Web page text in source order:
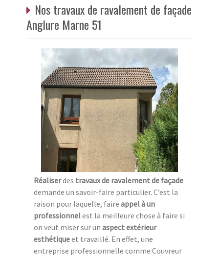
Nos travaux de ravalement de façade
Anglure Marne 51
Réaliserdes travaux de ravalement de façade
demande un savoir-faire particulier. C’est la
raison pour laquelle, faire appel à un
professionnelest la meilleure chose à faire si
on veut miser sur un aspect extérieur
esthétiqueet travaillé. En effet, une
entreprise professionnelle comme Couvreur